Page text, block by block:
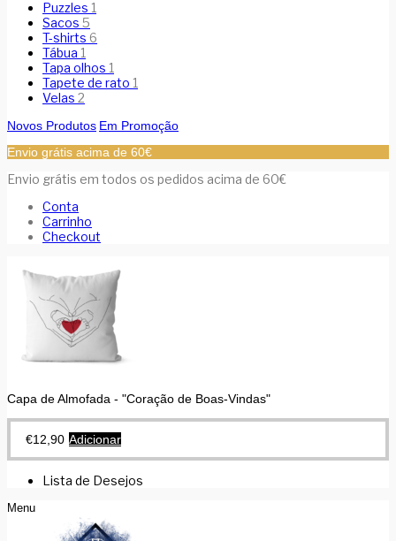
Puzzles 1
Sacos 5
T-shirts 6
Tábua 1
Tapa olhos 1
Tapete de rato 1
Velas 2
Novos Produtos Em Promoção
Envio grátis acima de 60€
Envio grátis em todos os pedidos acima de 60€
Conta
Carrinho
Checkout
Capa de Almofada - "Coração de Boas-Vindas"
€12,90 Adicionar
Lista de Desejos
Menu